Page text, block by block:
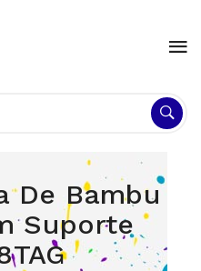
De Bambu
Suporte